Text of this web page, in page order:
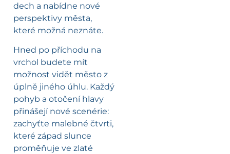
dech a nabídne nové
perspektivy města,
které možná neznáte.
Hned po příchodu na
vrchol budete mít
možnost vidět město z
úplně jiného úhlu. Každý
pohyb a otočení hlavy
přinášejí nové scenérie:
zachyťte malebné čtvrti,
které západ slunce
proměňuje ve zlaté